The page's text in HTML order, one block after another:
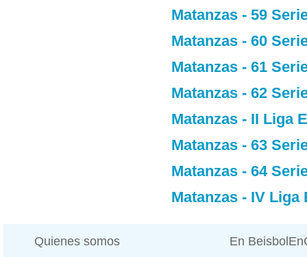
Matanzas - 59
Matanzas - 60
Matanzas - 61
Matanzas - 62
Matanzas - II Liga
Matanzas - 63
Matanzas - 64
Matanzas - IV
Quienes somos En